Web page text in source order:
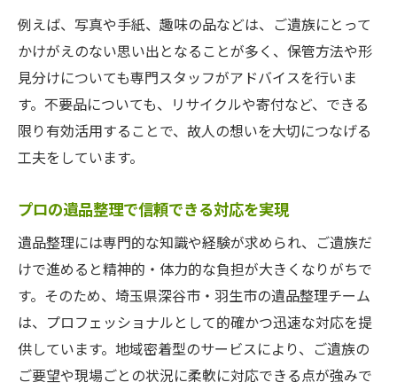
例えば、写真や手紙、趣味の品などは、ご遺族にとって
かけがえのない思い出となることが多く、保管方法や形
見分けについても専門スタッフがアドバイスを行いま
す。不要品についても、リサイクルや寄付など、できる
限り有効活用することで、故人の想いを大切につなげる
工夫をしています。
プロの遺品整理で信頼できる対応を実現
遺品整理には専門的な知識や経験が求められ、ご遺族だ
けで進めると精神的・体力的な負担が大きくなりがちで
す。そのため、埼玉県深谷市・羽生市の遺品整理チーム
は、プロフェッショナルとして的確かつ迅速な対応を提
供しています。地域密着型のサービスにより、ご遺族の
ご要望や現場ごとの状況に柔軟に対応できる点が強みで